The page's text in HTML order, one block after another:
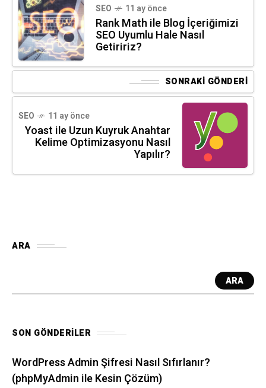
SEO 11 ay önce
Rank Math ile Blog İçeriğimizi
SEO Uyumlu Hale Nasıl
Getiririz?
SONRAKI GÖNDERI
SEO 11 ay önce
Yoast ile Uzun Kuyruk Anahtar
Kelime Optimizasyonu Nasıl
Yapılır?
ARA
ARA
SON GÖNDERILER
WordPress Admin Şifresi Nasıl Sıfırlanır?
(phpMyAdmin ile Kesin Çözüm)